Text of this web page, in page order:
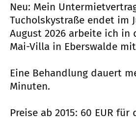
Neu: Mein
Tucholskystraße endet im
August 2026 arbeite ich in
Mai-Villa in Eberswalde
Eine Behandlung dauert
Minuten.
Preise ab 2015: 60 EUR für